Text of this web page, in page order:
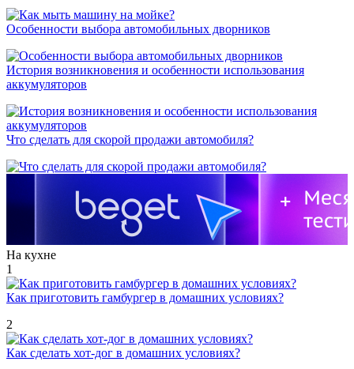
Особенности выбора автомобильных дворников
История возникновения и особенности использования
аккумуляторов
Что сделать для скорой продажи автомобиля?
На кухне
1
Как приготовить гамбургер в домашних условиях?
2
Как сделать хот-дог в домашних условиях?